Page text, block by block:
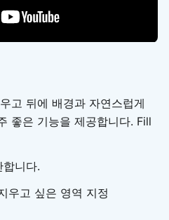
고 뒤에 배경과 자연스럽게
좋은 기능을 제공합니다. Fill
니다.
우고 싶은 영역 지정